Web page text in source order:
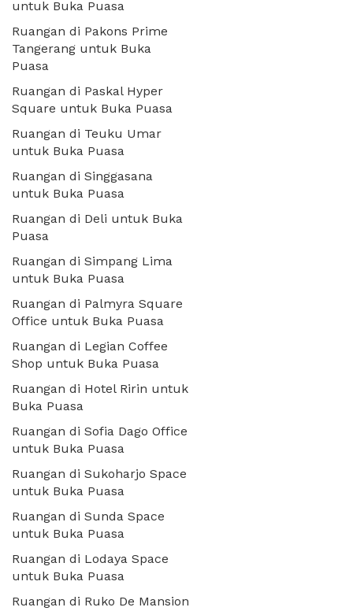
untuk Buka Puasa
Ruangan di Pakons Prime
Tangerang untuk Buka
Puasa
Ruangan di Paskal Hyper
Square untuk Buka Puasa
Ruangan di Teuku Umar
untuk Buka Puasa
Ruangan di Singgasana
untuk Buka Puasa
Ruangan di Deli untuk Buka
Puasa
Ruangan di Simpang Lima
untuk Buka Puasa
Ruangan di Palmyra Square
Office untuk Buka Puasa
Ruangan di Legian Coffee
Shop untuk Buka Puasa
Ruangan di Hotel Ririn untuk
Buka Puasa
Ruangan di Sofia Dago Office
untuk Buka Puasa
Ruangan di Sukoharjo Space
untuk Buka Puasa
Ruangan di Sunda Space
untuk Buka Puasa
Ruangan di Lodaya Space
untuk Buka Puasa
Ruangan di Ruko De Mansion